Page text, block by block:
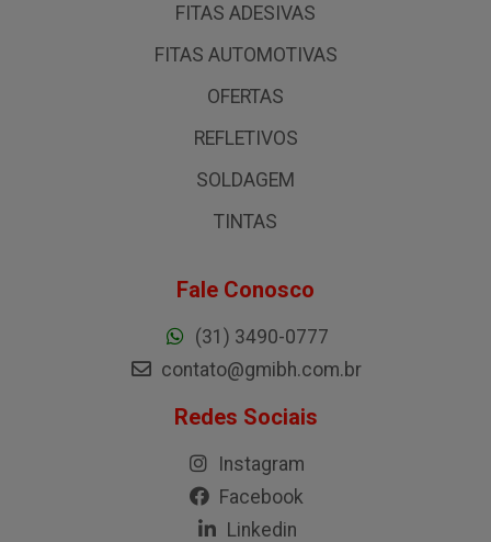
FITAS ADESIVAS
FITAS AUTOMOTIVAS
OFERTAS
REFLETIVOS
SOLDAGEM
TINTAS
Fale Conosco
(31) 3490-0777
contato@gmibh.com.br
Redes Sociais
Instagram
Facebook
Linkedin